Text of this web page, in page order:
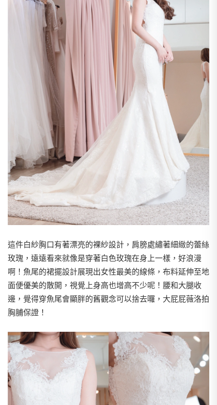
​​這件白紗胸口有著漂亮的裸紗設計，肩膀處繡著細緻的蕾絲
玫瑰，遠遠看來就像是穿著白色玫瑰在身上一樣，好浪漫
啊！魚尾的裙擺設計展現出女性最美的線條，布料延伸至地
面便優美的散開，視覺上身高也增高不少呢！腰和大腿收
邊，覺得穿魚尾會顯胖的舊觀念可以捨去囉，大屁屁薇洛拍
胸脯保證！